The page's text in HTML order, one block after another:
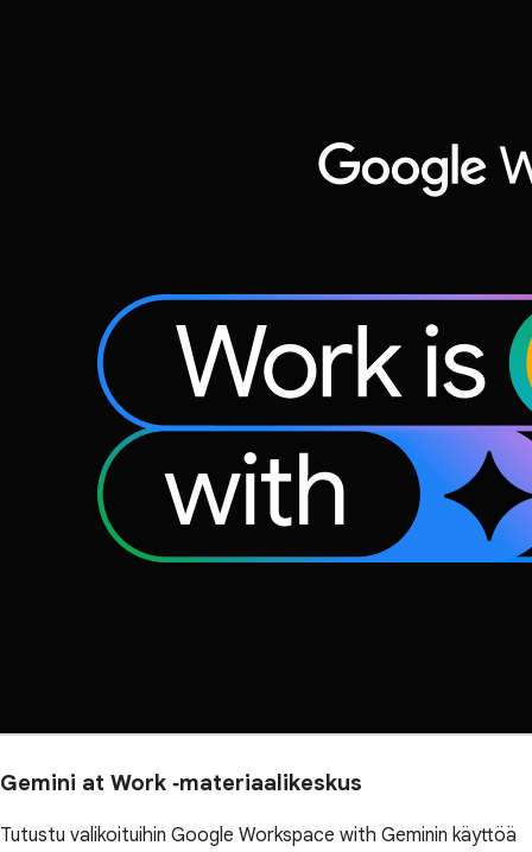
Gemini at Work ‑materiaalikeskus
Tutustu valikoituihin Google Workspace with Geminin käyttöä